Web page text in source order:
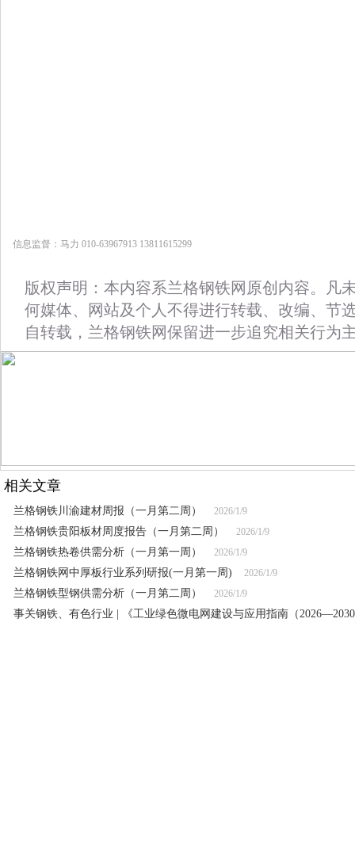
信息监督：马力 010-63967913 13811615299
版权声明：本内容系兰格钢铁网原创内容。凡
何媒体、网站及个人不得进行转载、改编、节
自转载，兰格钢铁网保留进一步追究相关行为
相关文章
兰格钢铁川渝建材周报（一月第二周） 2026/1/9
兰格钢铁贵阳板材周度报告（一月第二周） 2026/1/9
兰格钢铁热卷供需分析（一月第一周） 2026/1/9
兰格钢铁网中厚板行业系列研报(一月第一周) 2026/1/9
兰格钢铁型钢供需分析（一月第二周） 2026/1/9
事关钢铁、有色行业 | 《工业绿色微电网建设与应用指南（